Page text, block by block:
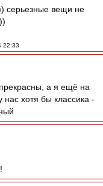
серьезные вещи не
22:33
а я ещё на
хотя бы классика -